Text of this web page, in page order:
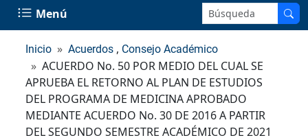
Menú Buscar en el sitio:
Inicio Acuerdos , Consejo Académico
ACUERDO No. 50 POR MEDIO DEL CUAL SE
APRUEBA EL RETORNO AL PLAN DE ESTUDIOS
DEL PROGRAMA DE MEDICINA APROBADO
MEDIANTE ACUERDO No. 30 DE 2016 A PARTIR
DEL SEGUNDO SEMESTRE ACADÉMICO DE 2021